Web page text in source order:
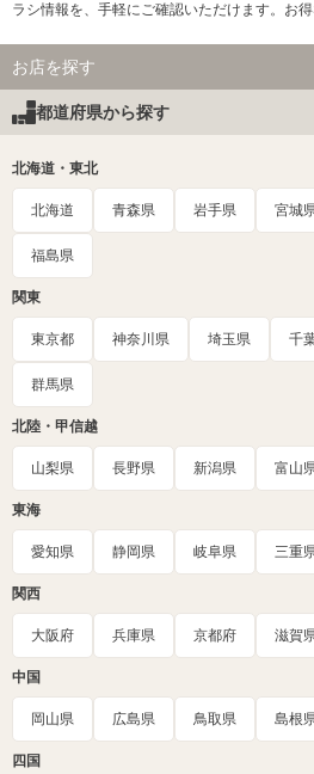
ラシ情報を、手軽にご確認いただけます。お
お店を探す
都道府県から探す
北海道・東北
北海道 青森県 岩手県 宮城
福島県
関東
東京都 神奈川県 埼玉県 千
群馬県
北陸・甲信越
山梨県 長野県 新潟県 富山
東海
愛知県 静岡県 岐阜県 三重
関西
大阪府 兵庫県 京都府 滋賀
中国
岡山県 広島県 鳥取県 島根
四国